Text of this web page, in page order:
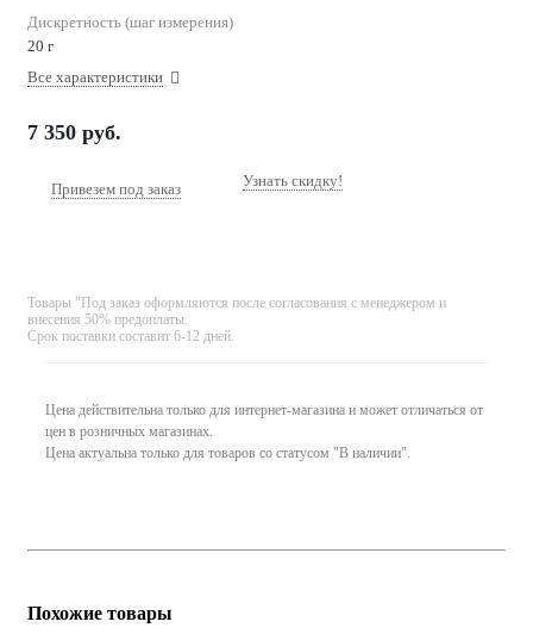
Дискретность (шаг измерения)
20 г
Все характеристики
7 350 руб.
Привезем под заказ Узнать скидку!
Товары "Под заказ оформляются после согласования с менеджером и
внесения 50% предоплаты.
Срок поставки составит 6-12 дней.
Цена действительна только для интернет-магазина и может отличаться от
цен в розничных магазинах.
Цена актуальна только для товаров со статусом "В наличии".
Похожие товары